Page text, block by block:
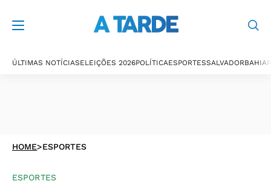
ÚLTIMAS NOTÍCIASELEIÇÕES 2026POLÍTICAESPORTESSALVADORBAHIA
HOME>ESPORTES
ESPORTES